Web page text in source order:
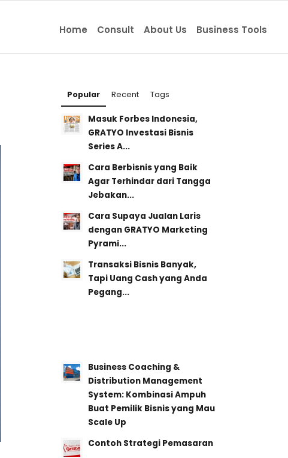
Home Consult About Us Business Tools
Popular Recent Tags
Masuk Forbes Indonesia,
GRATYO Investasi Bisnis
Series A...
Cara Berbisnis yang Baik
Agar Terhindar dari Tangga
Jebakan...
Cara Supaya Jualan Laris
dengan GRATYO Marketing
Pyrami...
Transaksi Bisnis Banyak,
Tapi Uang Cash yang Anda
Pegang...
Business Coaching &
Distribution Management
System: Kombinasi Ampuh
Buat Pemilik Bisnis yang Mau
Scale Up
Contoh Strategi Pemasaran